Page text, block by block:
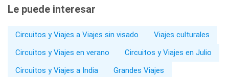
Le puede interesar
Circuitos y Viajes a Viajes sin visado
Viajes culturales
Circuitos y Viajes en verano
Circuitos y Viajes en Julio
Circuitos y Viajes a India
Grandes Viajes